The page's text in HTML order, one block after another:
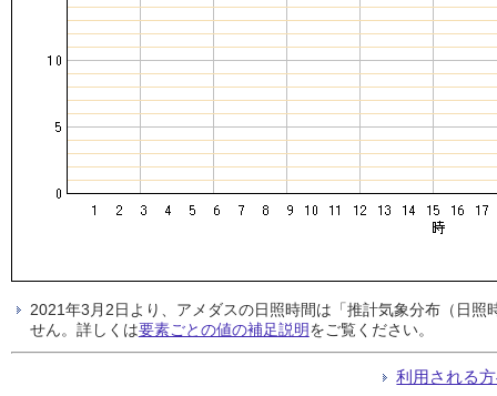
2021年3月2日より、アメダスの日照時間は「推計気象分布（日
せん。詳しくは要素ごとの値の補足説明をご覧ください。
利用される